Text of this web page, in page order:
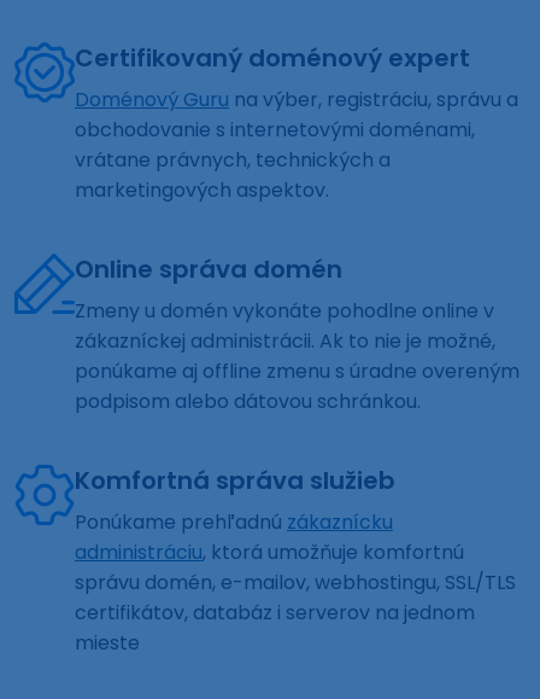
Certifikovaný doménový expert
Doménový Guru na výber, registráciu, správu a
obchodovanie s internetovými doménami,
vrátane právnych, technických a
marketingových aspektov.
Online správa domén
Zmeny u domén vykonáte pohodlne online v
zákazníckej administrácii. Ak to nie je možné,
ponúkame aj offline zmenu s úradne overeným
podpisom alebo dátovou schránkou.
Komfortná správa služieb
Ponúkame prehľadnú zákaznícku
administráciu, ktorá umožňuje komfortnú
správu domén, e-mailov, webhostingu, SSL/TLS
certifikátov, databáz i serverov na jednom
mieste